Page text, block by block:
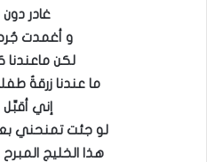
غادر
و أغمدت
لكن
ما عندنا زرقةٌ
إني
لو جئت تمنحني
هذا الخليج المبرح